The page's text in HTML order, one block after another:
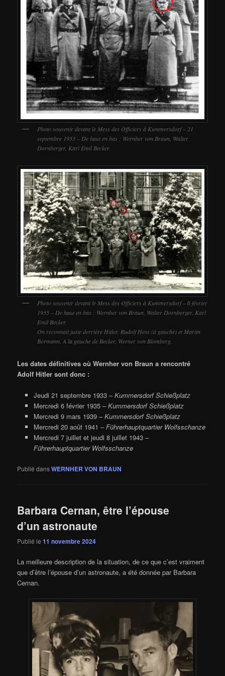
Photo souvenir devant le Mess des Officiers à Kummersdorf – 21
septembre 1933 – De haut en bas : Wernher von Braun, Walter
Dornberger, Karl Emil Becker.
Photo souvenir devant le Mess des Officiers à Kummersdorf – 6 février
1935 – De haut en bas : Wernher von Braun, Walter Dornberger, Karl
Emil Becker.
On reconnait juste derrière Hitler, Rudolf Hess (à gauche) et Martin
Bormann. A la gauche de Becker, Werner von Blomberg.
Les dates définitives où Wernher von Braun a rencontré
Adolf Hitler sont donc :
Jeudi 21 septembre 1933 –Kummersdorf Schießplatz
Mercredi 6 février 1935 –Kummersdorf Schießplatz
Mercredi 9 mars 1939 –Kummersdorf Schießplatz
Mercredi 20 août 1941 –Führerhauptquartier Wolfsschanze
Mercredi 7 juillet et jeudi 8 juillet 1943 –
Führerhauptquartier Wolfsschanze
Publié dansWERNHER VON BRAUN
Barbara Cernan, être l’épouse
d’un astronaute
Publié le11 novembre 2024
La meilleure description de la situation, de ce que c’est vraiment
que d’être l’épouse d’un astronaute, a été donnée par Barbara
Cernan.